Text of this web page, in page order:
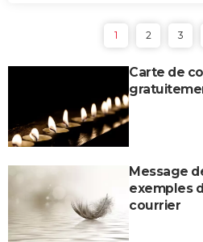
1 2 3
Carte de
Message
exemples
courrier